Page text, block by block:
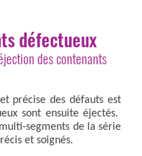
défectueux
des contenants
précise des défauts est
sont ensuite éjectés.
segments de la série
et soignés.